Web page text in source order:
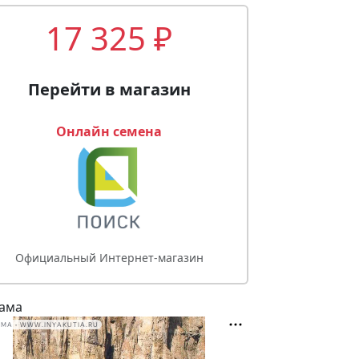
17 325 ₽
Перейти в магазин
Онлайн семена
Официальный Интернет-магазин
• WWW.INYAKUTIA.RU